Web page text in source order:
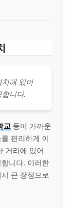
치해 있어
니다.
교 등이 가까운
편리하게 이
거리에 있어
니다. 이러한
큰 장점으로